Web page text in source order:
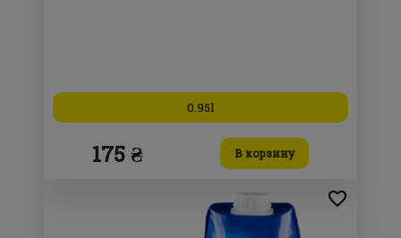
0.95l
175 ₴ В корзину